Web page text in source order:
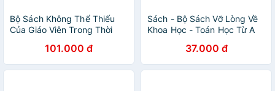
Bộ Sách Không Thể Thiếu
Của Giáo Viên Trong Thời
Hướng Dẫn Ứng Dụng
Nhanh & Hiệu Quả Trong
Lớp Học + Đừng Dạy Theo
101.000 đ
Sách - Bộ Sách Vỡ Lòng Về
Khoa Học - Toán Học Từ A
37.000 đ